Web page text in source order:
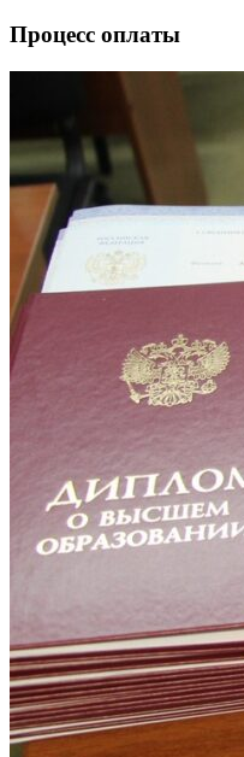
Процесс оплаты